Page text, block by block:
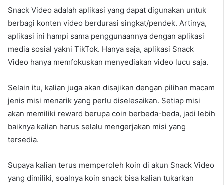
Snack Video adalah aplikasi yang dapat digunakan untuk
berbagi konten video berdurasi singkat/pendek. Artinya,
aplikasi ini hampi sama penggunaannya dengan aplikasi
media sosial yakni TikTok. Hanya saja, aplikasi Snack
Video hanya memfokuskan menyediakan video lucu saja.
Selain itu, kalian juga akan disajikan dengan pilihan macam
jenis misi menarik yang perlu diselesaikan. Setiap misi
akan memiliki reward berupa coin berbeda-beda, jadi lebih
baiknya kalian harus selalu mengerjakan misi yang
tersedia.
Supaya kalian terus memperoleh koin di akun Snack Video
yang dimiliki, soalnya koin snack bisa kalian tukarkan